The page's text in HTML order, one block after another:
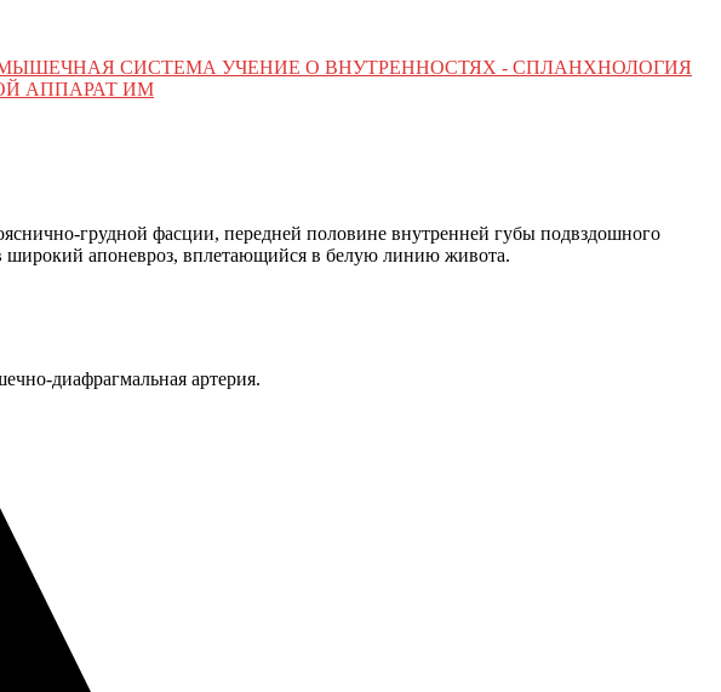
МЫШЕЧНАЯ СИСТЕМА УЧЕНИЕ О ВНУТРЕННОСТЯХ - СПЛАНХНОЛОГИЯ
АППАРАТ ИМ
грудной фасции, передней половине внутренней губы подвздошного
широкий апоневроз, вплетающийся в белую линию живота.
диафрагмальная артерия.